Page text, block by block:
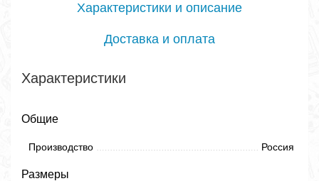
Характеристики и описание
Доставка и оплата
Характеристики
Общие
Производство Россия
Размеры